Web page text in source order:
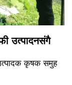
उत्पादनसंगै
कृषक समुह